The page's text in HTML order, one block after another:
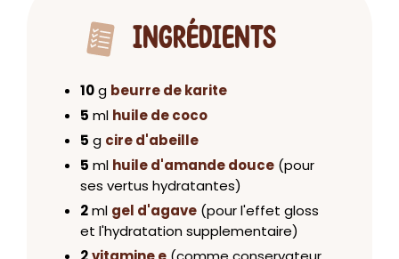
INGRÉDIENTS
10g beurre de karite
5 ml huile de coco
5 g cire d'abeille
5 ml huile d'amande douce (pour
ses vertus hydratantes)
2ml gel d'agave (pour l'effet gloss
et l'hydratation supplementaire)